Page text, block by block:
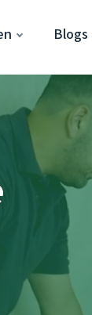
Blogs